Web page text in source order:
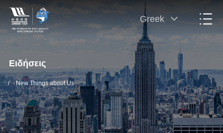
Greek
Ειδήσεις
/ New Things about Us